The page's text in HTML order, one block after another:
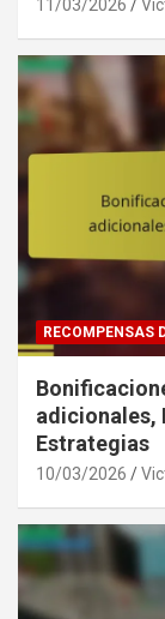
11/03/2026
RECOMPENSAS
adicionales,
Estrategias
10/03/2026